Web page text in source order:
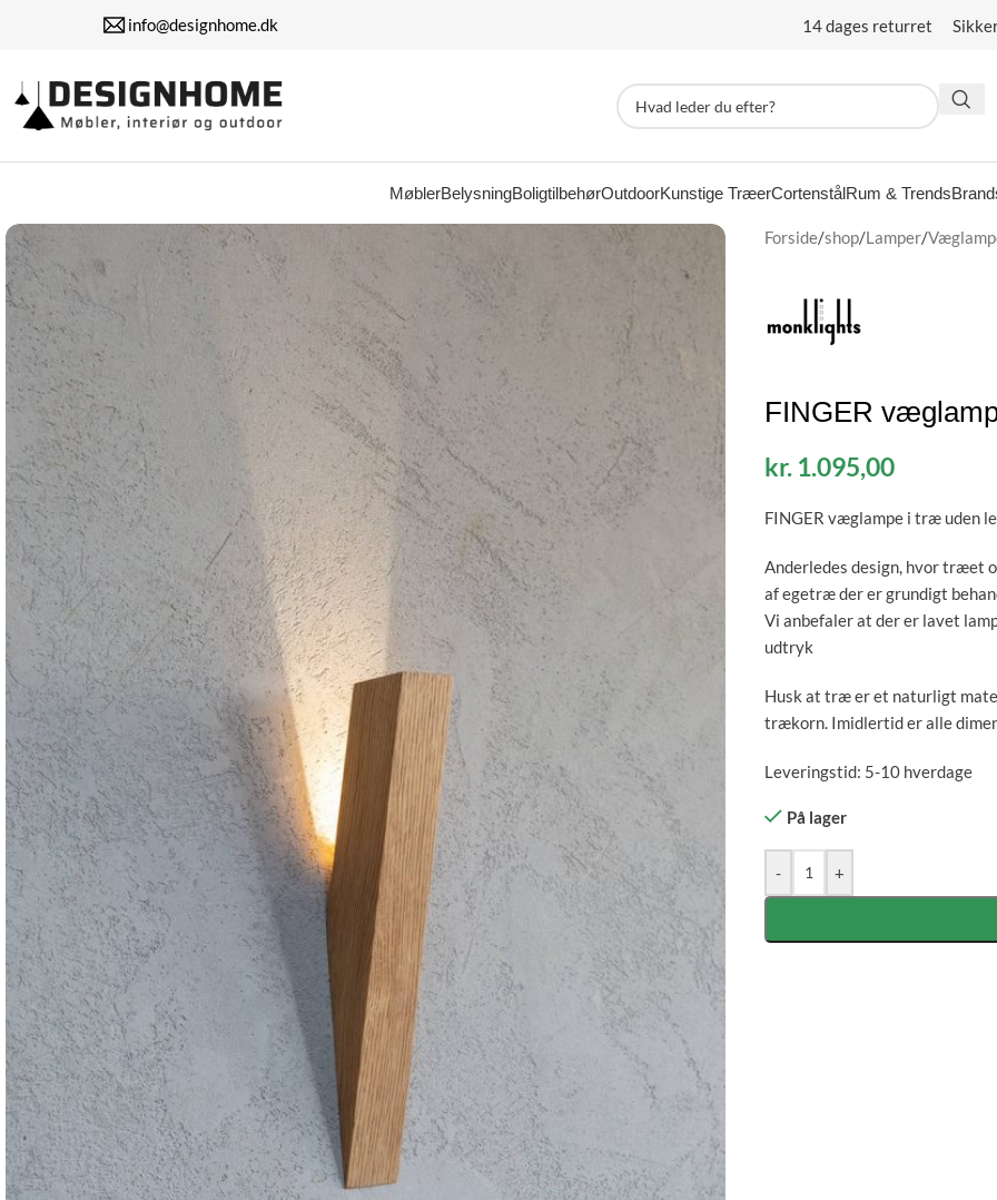
info@designhome.dk 14 dages returret
MøblerBelysningBoligtilbehørOutdoorKunstige TræerCortenstålRum & Trends
Forside/shop/Lamper/
FINGER
kr. 1.095,00
FINGER væglampe i træ uden
Anderledes design, hvor træet
af egetræ der er grundigt
Vi anbefaler at der er lavet
udtryk
Husk at træ er et naturligt
trækorn. Imidlertid er alle
Leveringstid: 5-10 hverdage
På lager
- +